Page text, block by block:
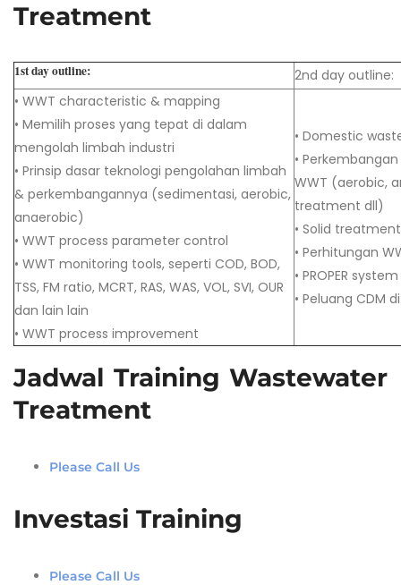
Treatment
1st day outline:
2nd day outline:
• WWT characteristic & mapping
• Memilih proses yang tepat di dalam
mengolah limbah industri
• Prinsip dasar teknologi pengolahan limbah
& perkembangannya (sedimentasi, aerobic,
anaerobic)
• WWT process parameter control
• WWT monitoring tools, seperti COD, BOD,
TSS, FM ratio, MCRT, RAS, WAS, VOL, SVI, OUR
dan lain lain
• WWT process improvement
• Domestic
•
WWT (aerobic,
treatment dll)
• Solid treatment
• Perhitungan
• PROPER system
• Peluang CDM
Jadwal Training Wastewater
Treatment
Please Call Us
Investasi Training
Please Call Us